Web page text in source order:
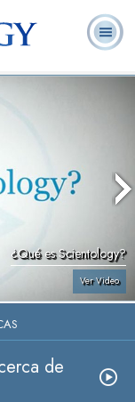
¿Qué es Scientology?
Ver Video
de